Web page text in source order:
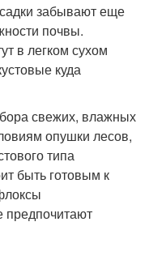
забывают еще
почвы.
в легком сухом
куда
свежих, влажных
опушки лесов,
типа
быть готовым к
предпочитают